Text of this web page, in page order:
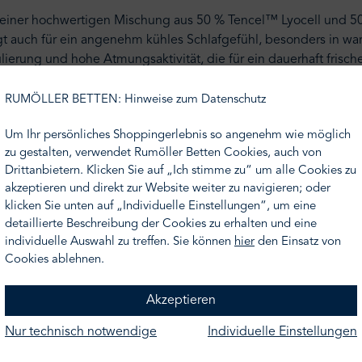
hochwertigen Mischung aus 50 % Tencel™ Lyocell und
auch für ein angenehm kühles Schlafgefühl, besonders in
und hohe Atmungsaktivität, die für ein dauerhaft
Liebe zum Detail, exklusive Qualität in bester
hier nicht Ihr Wunschmaß finden, nehmen Sie gern
unterbreiten Ihnen gern ein Angebot.
Oberfläche
kühlend
RUMÖLLER BETTEN: Hinweise zum Datenschutz
Um Ihr persönliches Shoppingerlebnis so angenehm wie möglich
zu gestalten, verwendet Rumöller Betten Cookies, auch von
Drittanbietern. Klicken Sie auf „Ich stimme zu“ um alle Cookies zu
akzeptieren und direkt zur Website weiter zu navigieren; oder
klicken Sie unten auf „Individuelle Einstellungen“, um eine
detaillierte Beschreibung der Cookies zu erhalten und eine
individuelle Auswahl zu treffen. Sie können hier den Einsatz von
Cookies ablehnen.
Akzeptieren
Nur technisch notwendige Individuelle Einstellungen